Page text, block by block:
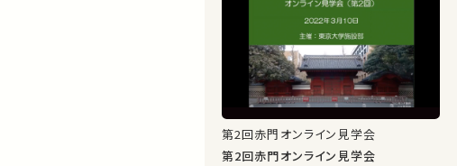
第2回⾚⾨オンライン⾒学会
第2回⾚⾨オンライン⾒学会